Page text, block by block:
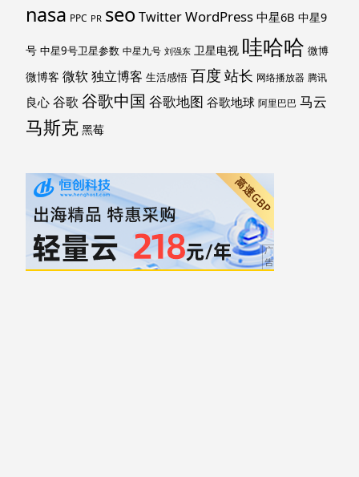
nasa PPC PR seoTwitterWordPress 中星6B 中星9
号 中星9号卫星参数 中星九号 刘强东 卫星电视 哇哈哈 微博
微博客 微软独立博客 生活感悟 百度 站长 网络播放器 腾讯
良心 谷歌 谷歌中国 谷歌地图 谷歌地球 阿里巴巴 马云
马斯克 黑莓